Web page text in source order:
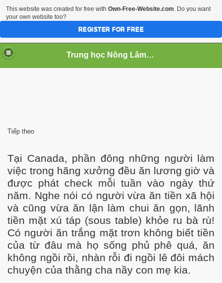
Trung học Nông Lâm Súc Cần Thơ
Tiếp theo
Tại Canada, phần đông những người làm
việc trong hãng xưởng đều ăn lương giờ và
được phát check mỗi tuần vào ngày thứ
năm. Nghe nói có người vừa ăn tiền xã hội
và cũng vừa ăn lận làm chui ăn gọn, lãnh
tiền mặt xú táp (sous table) khỏe ru bà rù!
Có người ăn trắng mặt trơn không biết tiền
của từ đâu mà họ sống phủ phê quá, ăn
không ngồi rồi, nhàn rỗi đi ngồi lê đôi mách
chuyện của thằng cha nầy con mẹ kia.
This website was created for free with Own-Free-Website.com. Do you want
your own website too?
REGISTER FOR FREE